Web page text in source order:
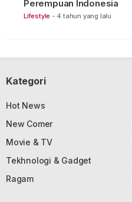
Perempuan Indonesia
Lifestyle - 4 tahun yang lalu
Kategori
Hot News
New Comer
Movie & TV
Tekhnologi & Gadget
Ragam